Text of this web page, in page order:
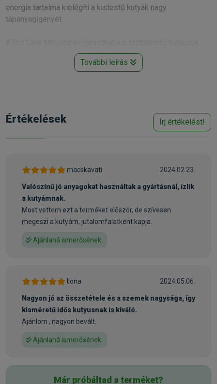
energia tartalma kielégíti a kistestű kutyák nagy
tápanyagigényét.
igényeinek megfelelően kifejlesztett szárazeledel.
Gabonamentes, hipoallergén recept, így érzékeny gyomrú,
- Vitaminok és ásványi anyagok támogatják a kutyusok
- A bárányhús különösen jó minőségű fehérjékben gazdag
emészthető hús, ami segíti az emésztőrendszer
egészséges működését.
- Gyümölcsök és fűszernövények teszik igazán pazarrá az
eledelt.
- Glükozamin járul hozzá a porcok egészségéhez.
fényes állapotát.
Összetétel:
sárgaborsó, csirkezsír (tokoferolokkal tartósítva),
csicseriborsó, hajdina, szárított alma, lenmag (3%), lazacolaj
(2%), sörélesztő, algák (0,5%, Ascophyllum nodosum),
hidrolizált rákhéj (glükózamin-forrás, 260 mg/kg), fekete
mannán-oligoszacharidok (150 mg/kg), fűszernövények és
További leírás
Értékelések Írj értékelést!
Már próbáltad a terméket?
macskavati 2024.02.23.
Valószínű jó anyagokat használtak a gyártásnál, ízlik
a kutyámnak.
Most vettem ezt a terméket először, de szívesen
megeszi a kutyám, jutalomfalatként kapja.
Ajánlaná ismerősének
Ilona 2024.05.06.
Nagyon jó az összetétele és a szemek nagysága, így
kisméretű idős kutyusnak is kiváló.
Ajánlom , nagyon bevált.
Ajánlaná ismerősének